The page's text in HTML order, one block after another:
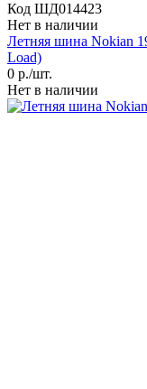
Код ШД014423
Нет в наличии
Летняя шина Nokian
Load)
0 р./шт.
Нет в наличии